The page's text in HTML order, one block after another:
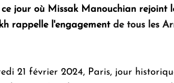
ce jour où Missak Manouchian rejoint
rappelle l'engagement de tous les
21 février 2024, Paris, jour